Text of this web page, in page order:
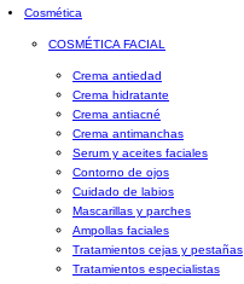
Cosmética
COSMÉTICA FACIAL
Crema antiedad
Crema hidratante
Crema antiacné
Crema antimanchas
Serum y aceites faciales
Contorno de ojos
Cuidado de labios
Mascarillas y parches
Ampollas faciales
Tratamientos cejas y pestañas
Tratamientos especialistas